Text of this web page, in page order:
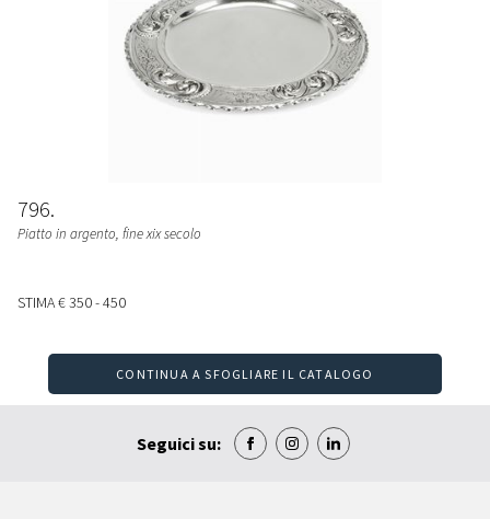
796
Piatto in argento, fine xix secolo
STIMA€ 350 - 450
CONTINUA A SFOGLIARE IL CATALOGO
Seguici su: